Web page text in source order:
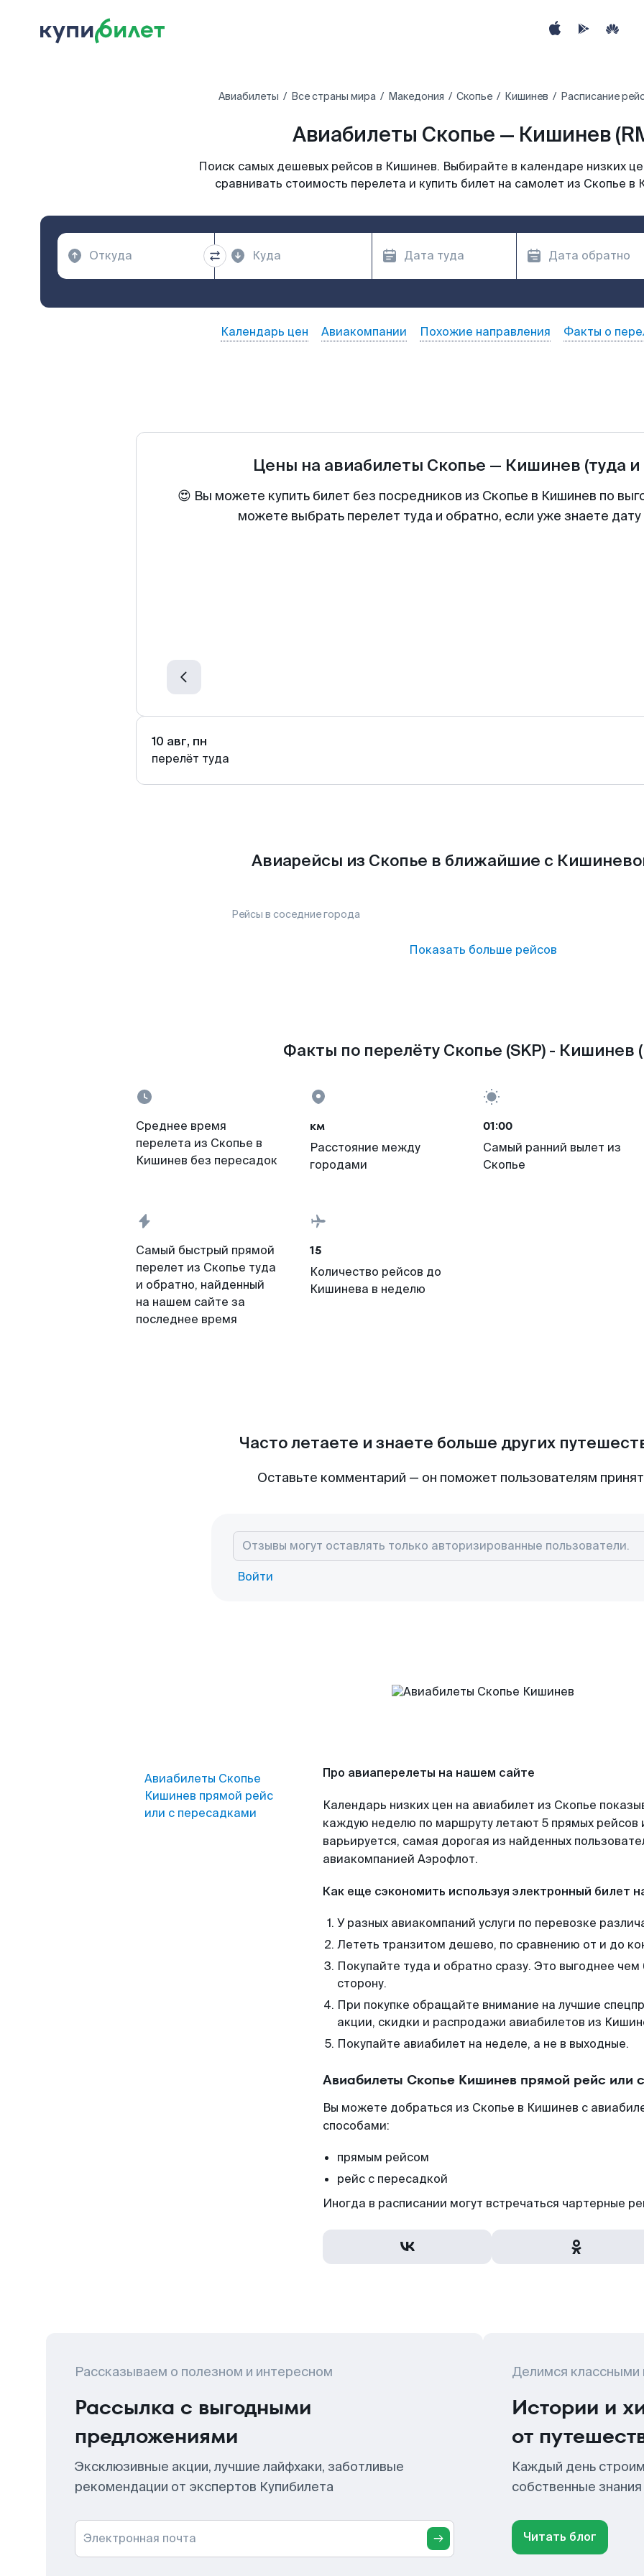
Авиабилеты Все страны мира Македония Скопье Кишинев Расписание
Авиабилеты Скопье — Кишинев
Поиск самых дешевых рейсов в Кишинев. Выбирайте в календаре низких
сравнивать стоимость перелета и купить билет на самолет из Скопье в
Календарь цен Авиакомпании Похожие направления Факты о
Цены на авиабилеты Скопье — Кишинев (туда
😍 Вы можете купить билет без посредников из Скопье в Кишинев по
можете выбрать перелет туда и обратно, если уже знаете
10 авг, пн
перелёт туда
Авиарейсы из Скопье в ближайшие с
Рейсы в соседние города
Показать больше рейсов
Факты по перелёту Скопье (SKP) - Кишинев
Среднее время
перелета из Скопье в
Кишинев без пересадок
км
Расстояние между
городами
01:00
Самый ранний вылет из
Скопье
Самый быстрый прямой
перелет из Скопье туда
и обратно, найденный
на нашем сайте за
последнее время
15
Количество рейсов до
Кишинева в неделю
Часто летаете и знаете больше других
Оставьте комментарий — он поможет пользователям
Войти
Авиабилеты Скопье
Кишинев прямой рейс
или с пересадками
Про авиаперелеты на нашем сайте
Календарь низких цен на авиабилет из Скопье
каждую неделю по маршруту летают 5 прямых рейсов
варьируется, самая дорогая из найденных
авиакомпанией Аэрофлот.
Как еще сэкономить используя электронный билет
У разных авиакомпаний услуги по перевозке
Лететь транзитом дешево, по сравнению от и до
Покупайте туда и обратно сразу. Это выгоднее
сторону.
При покупке обращайте внимание на лучшие
акции, скидки и распродажи авиабилетов из
Покупайте авиабилет на неделе, а не в выходные.
Авиабилеты Скопье Кишинев прямой рейс или
Вы можете добраться из Скопье в Кишинев с
способами:
прямым рейсом
рейс с пересадкой
Иногда в расписании могут встречаться чартерные
Рассказываем о полезном и интересном
Рассылка с выгодными
предложениями
Эксклюзивные акции, лучшие лайфхаки, заботливые
рекомендации от экспертов Купибилета
Электронная почта
Делимся классными
Истории и
от
Каждый день
собственные
Читать блог